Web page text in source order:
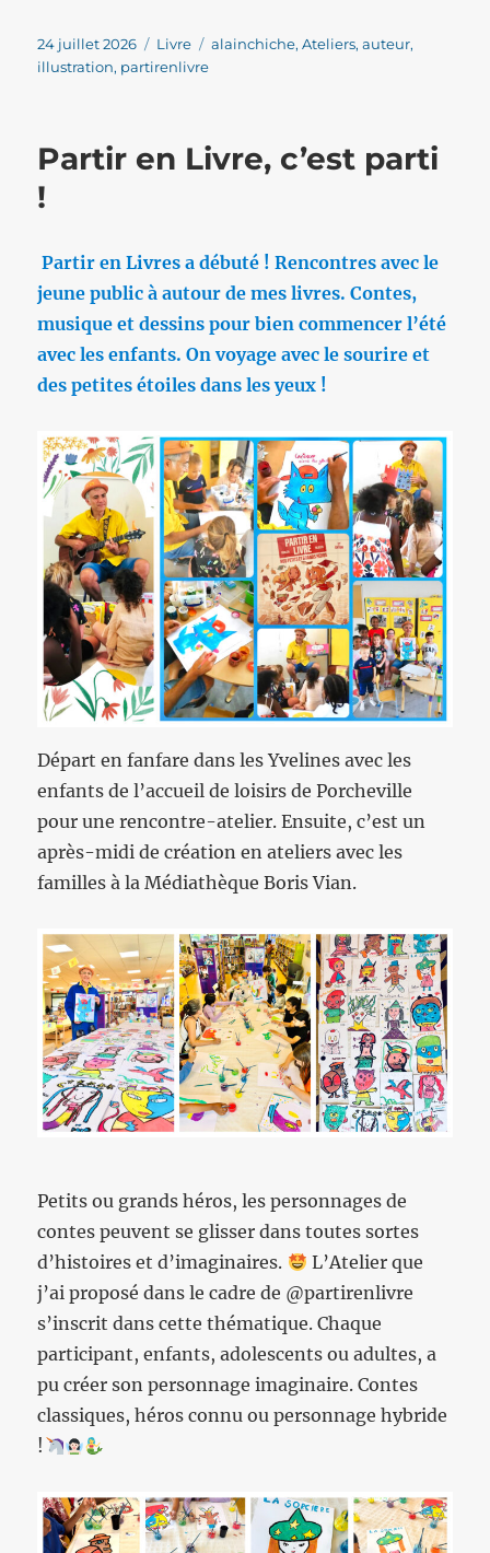
Publié
le
24 juillet 2026 Catégories
Livre Étiquettes
alainchiche,Ateliers,auteur,
illustration, partirenlivre
Partir en Livre, c’est parti
!
Partir en Livres a débuté ! Rencontres avec le
jeune public à autour de mes livres. Contes,
musique et dessins pour bien commencer l’été
avec les enfants. On voyage avec le sourire et
des petites étoiles dans les yeux !
Départ en fanfare dans les Yvelines avec les
enfants de l’accueil de loisirs de Porcheville
pour une rencontre-atelier. Ensuite, c’est un
après-midi de création en ateliers avec les
familles à la Médiathèque Boris Vian.
Petits ou grands héros, les personnages de
contes peuvent se glisser dans toutes sortes
d’histoires et d’imaginaires.
L’Atelier que
j’ai proposé dans le cadre de @partirenlivre
s’inscrit dans cette thématique. Chaque
participant, enfants, adolescents ou adultes, a
pu créer son personnage imaginaire. Contes
classiques, héros connu ou personnage hybride
!